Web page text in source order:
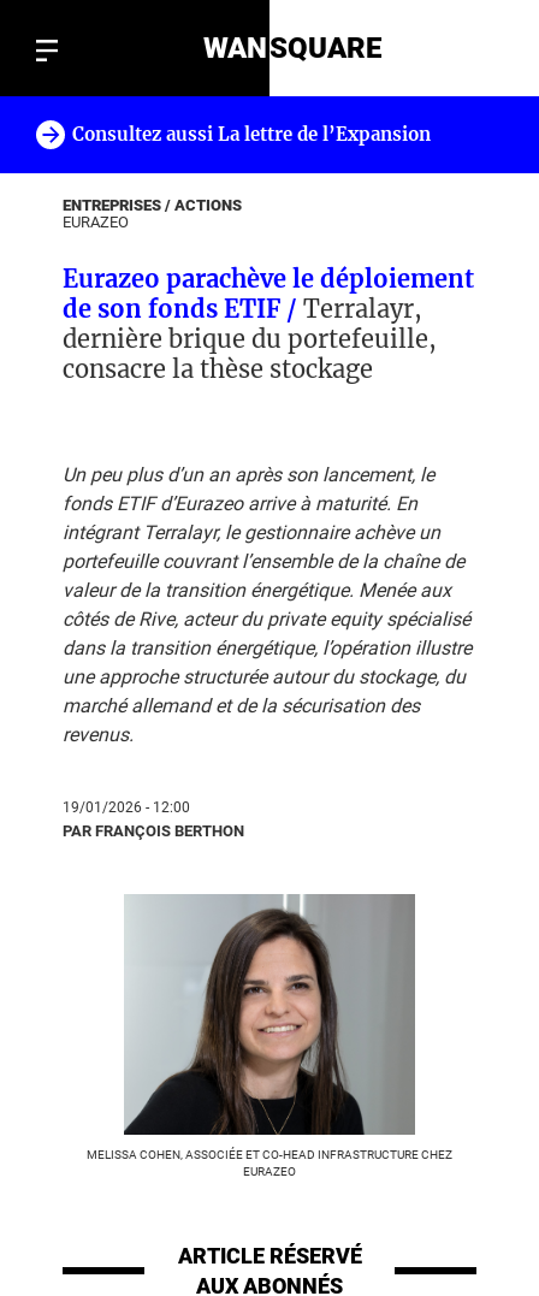
WANSQUARE
Consultez aussi La lettre de l’Expansion
ENTREPRISES / ACTIONS
EURAZEO
Eurazeo parachève le déploiement
de son fonds ETIF / Terralayr,
dernière brique du portefeuille,
consacre la thèse stockage
Un peu plus d’un an après son lancement, le
fonds ETIF d’Eurazeo arrive à maturité. En
intégrant Terralayr, le gestionnaire achève un
portefeuille couvrant l’ensemble de la chaîne de
valeur de la transition énergétique. Menée aux
côtés de Rive, acteur du private equity spécialisé
dans la transition énergétique, l’opération illustre
une approche structurée autour du stockage, du
marché allemand et de la sécurisation des
revenus.
19/01/2026 - 12:00
PAR FRANÇOIS BERTHON
MELISSA COHEN, ASSOCIÉE ET CO-HEAD INFRASTRUCTURE CHEZ
EURAZEO
ARTICLE RÉSERVÉ
AUX ABONNÉS